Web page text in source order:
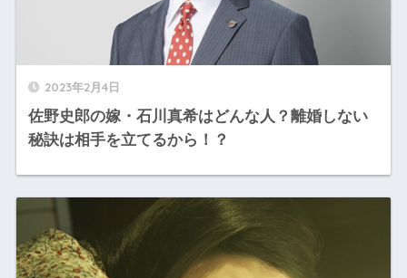
2023年2月4日
佐野史郎の嫁・石川真希はどんな人？離婚しない
秘訣は相手を立てるから！？